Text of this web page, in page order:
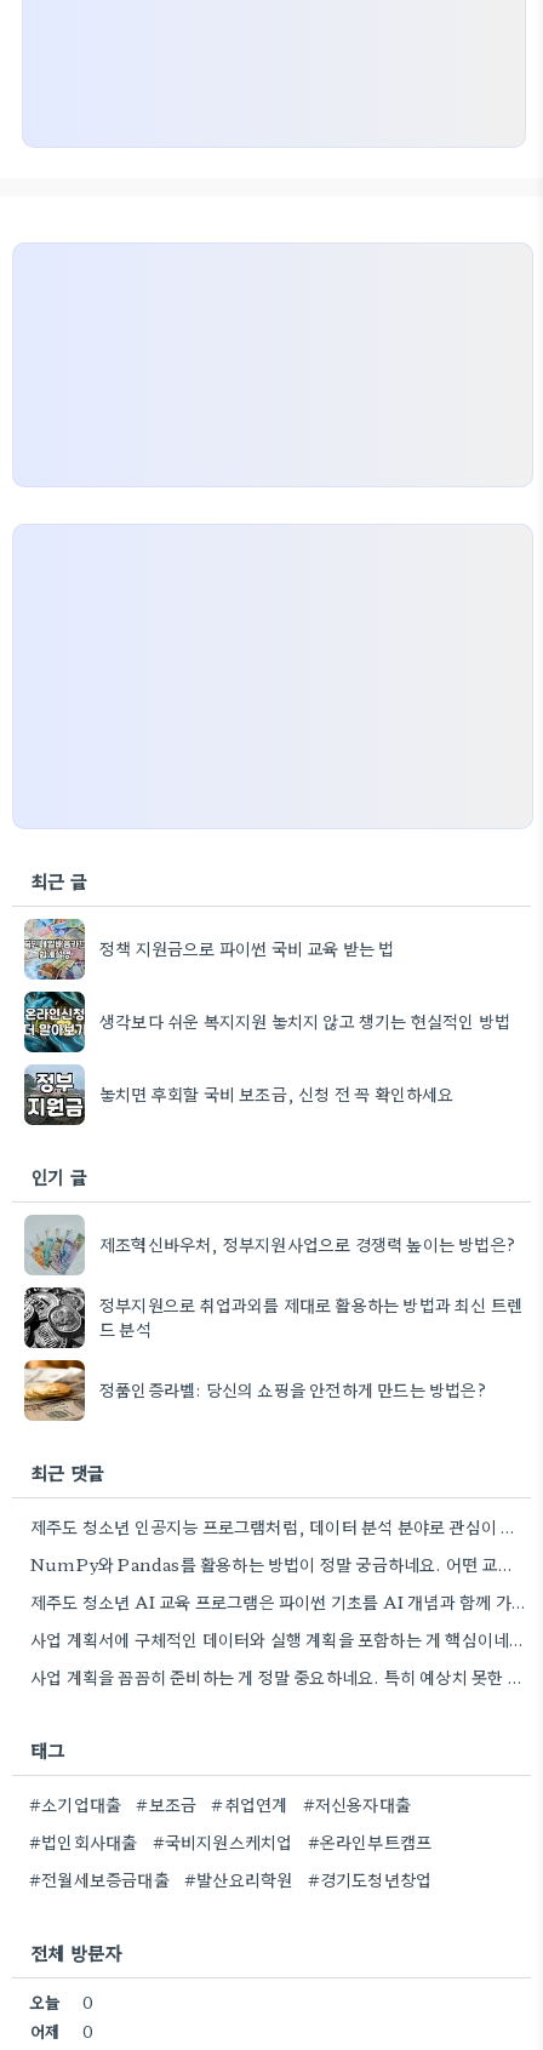
최근 글
정책 지원금으로 파이썬 국비 교육 받는 법
생각보다 쉬운 복지지원 놓치지 않고 챙기는 현실적인 방법
놓치면 후회할 국비 보조금, 신청 전 꼭 확인하세요
인기 글
제조혁신바우처, 정부지원사업으로 경쟁력 높이는 방법은?
정부지원으로 취업과외를 제대로 활용하는 방법과 최신 트렌
드 분석
정품인증라벨: 당신의 쇼핑을 안전하게 만드는 방법은?
최근 댓글
제주도 청소년 인공지능 프로그램처럼, 데이터 분석 분야로 관심이 생겨서 오프라인 학원 정보 좀 더 찾아봐야겠네요.
NumPy와 Pandas를 활용하는 방법이 정말 궁금하네요. 어떤 교육 과정에서 좀 더 자세히 다루는지 알려주실 수…
제주도 청소년 AI 교육 프로그램은 파이썬 기초를 AI 개념과 함께 가르치는 방식이 흥미롭네요. 특히 인공지능…
사업 계획서에 구체적인 데이터와 실행 계획을 포함하는 게 핵심이네요. 제가 비슷한 경험이 있어서, 단순히 아이디어를…
사업 계획을 꼼꼼히 준비하는 게 정말 중요하네요. 특히 예상치 못한 지출 때문에 어려움을 겪는 경우도…
태그
#소기업대출 #보조금 #취업연계
#저신용자대출
#법인회사대출
#국비지원스케치업
#온라인부트캠프
#전월세보증금대출
#발산요리학원 #경기도청년창업
전체 방문자
오늘
0
어제
0